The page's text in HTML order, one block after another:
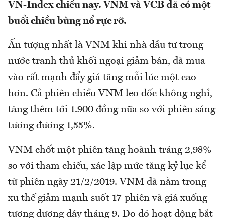
VN-Index chiều nay. VNM và VCB đã có một
buổi chiều bùng nổ rực rỡ.
Ấn tượng nhất là VNM khi nhà đầu tư trong
nước tranh thủ khối ngoại giảm bán, đã mua
vào rất mạnh đẩy giá tăng mỗi lúc một cao
hơn. Cả phiên chiều VNM leo dốc không nghỉ,
tăng thêm tới 1.900 đồng nữa so với phiên sáng
tương đương 1,55%.
VNM chốt một phiên tăng hoành tráng 2,98%
so với tham chiếu, xác lập mức tăng kỷ lục kể
từ phiên ngày 21/2/2019. VNM đã nằm trong
xu thế giảm mạnh suốt 17 phiên và giá xuống
tương đương đáy tháng 9. Do đó hoạt động bắt